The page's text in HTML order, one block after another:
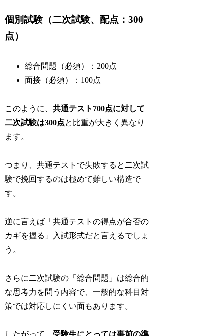
個別試験（二次試験、配点：300
点）
総合問題（必須）：200点
面接（必須）：100点
このように、共通テスト700点に対して
二次試験は300点と比重が大きく異なり
ます。
つまり、共通テストで失敗すると二次試
験で挽回するのは極めて難しい構造で
す。
逆に言えば「共通テストの得点が合否の
カギを握る」入試形式だと言えるでしょ
う。
さらに二次試験の「総合問題」は総合的
な思考力を問う内容で、一般的な科目対
策では対応しにくい面もあります。